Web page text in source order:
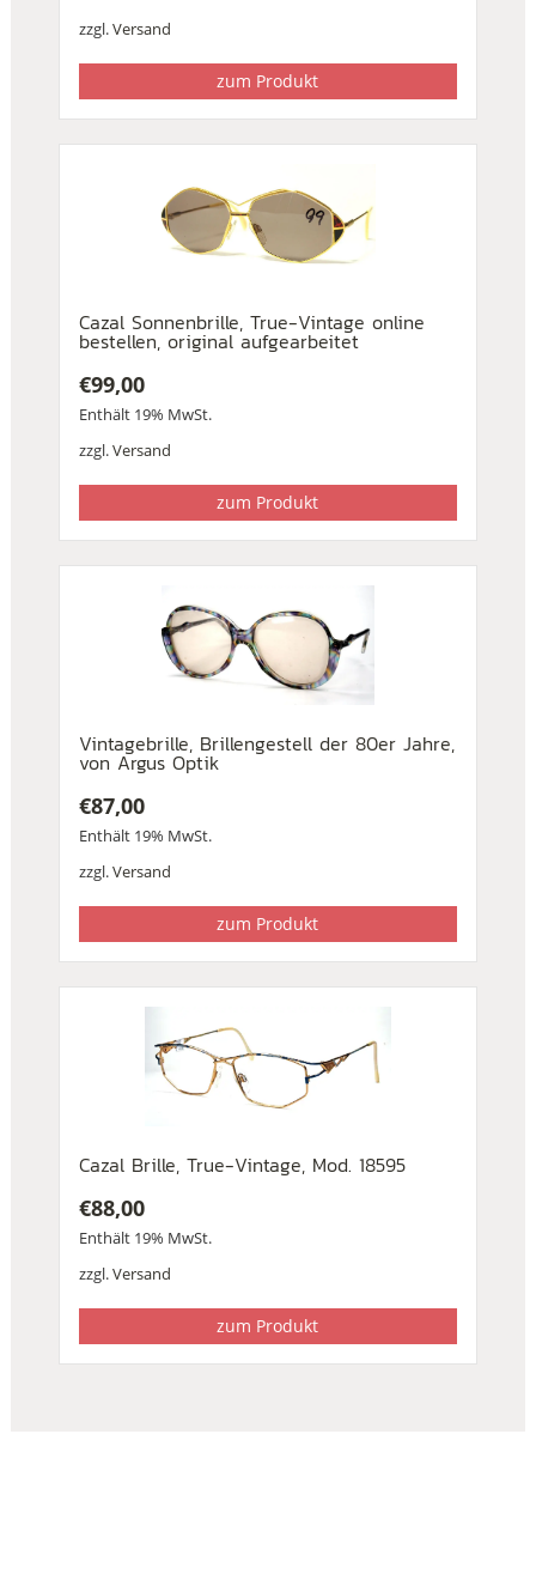
zzgl.Versand
zum Produkt
Cazal Sonnenbrille, True-Vintage online
bestellen, original aufgearbeitet
€99,00
Enthält 19% MwSt.
zzgl.Versand
zum Produkt
Vintagebrille, Brillengestell der 80er Jahre,
von Argus Optik
€87,00
Enthält 19% MwSt.
zzgl.Versand
zum Produkt
Cazal Brille, True-Vintage, Mod. 18595
€88,00
Enthält 19% MwSt.
zzgl.Versand
zum Produkt